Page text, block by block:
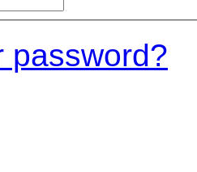
password?